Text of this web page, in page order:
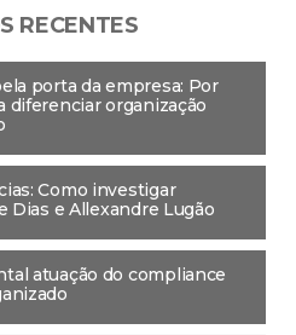
RECENTES
porta da empresa: Por
diferenciar organização
Como investigar
Dias e Allexandre Lugão
atuação do compliance